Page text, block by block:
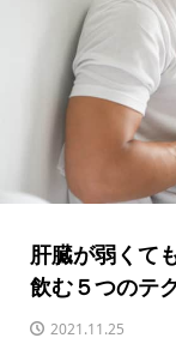
肝臓が弱くて
飲む５つのテ
2021.11.25